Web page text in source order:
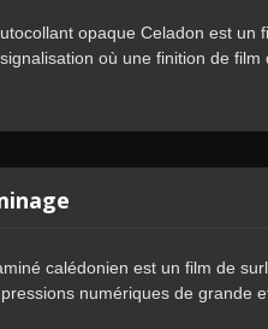
opaque Celadon est
où une finition de
calédonien est un film de
numériques de grande